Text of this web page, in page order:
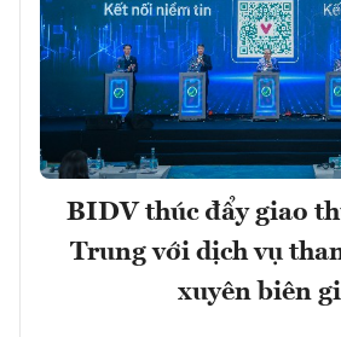
BIDV thúc đẩy giao
Trung với dịch vụ
xuyên biên